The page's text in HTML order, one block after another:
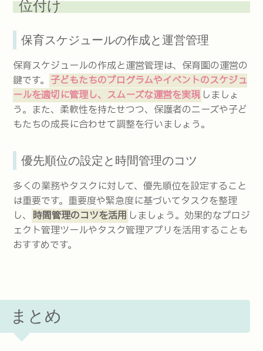
位付け
保育スケジュールの作成と運営管理
保育スケジュールの作成と運営管理は、保育園の運営の
鍵です。 子どもたちのプログラムやイベントのスケジュ
ールを適切に管理し、スムーズな運営を実現 しましょ
う。また、柔軟性を持たせつつ、保護者のニーズや子ど
もたちの成長に合わせて調整を行いましょう。
優先順位の設定と時間管理のコツ
多くの業務やタスクに対して、優先順位を設定すること
は重要です。重要度や緊急度に基づいてタスクを整理
し、 時間管理のコツを活用 しましょう。効果的なプロジ
ェクト管理ツールやタスク管理アプリを活用することも
おすすめです。
まとめ